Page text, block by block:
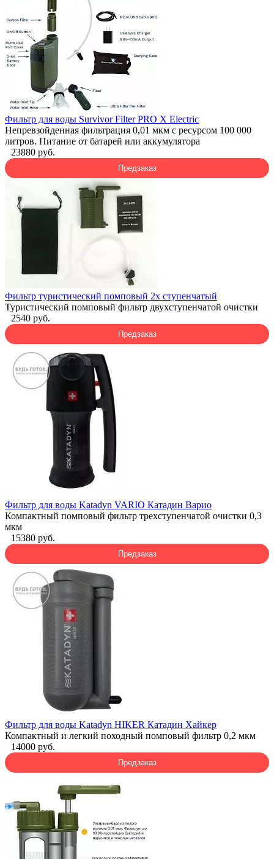
Фильтр для воды Survivor Filter PRO X Electric
Непревзойденная фильтрация 0,01 мкм с ресурсом 100 000
литров. Питание от батарей или аккумулятора
23880 руб.
Предзаказ
Фильтр туристический помповый 2х ступенчатый
Туристический помповый фильтр двухступенчатой очистки
2540 руб.
Предзаказ
Фильтр для воды Katadyn VARIO Катадин Варио
Компактный помповый фильтр трехступенчатой очистки 0,3
мкм
15380 руб.
Предзаказ
Фильтр для воды Katadyn HIKER Катадин Хайкер
Компактный и легкий походный помповый фильтр 0,2 мкм
14000 руб.
Предзаказ